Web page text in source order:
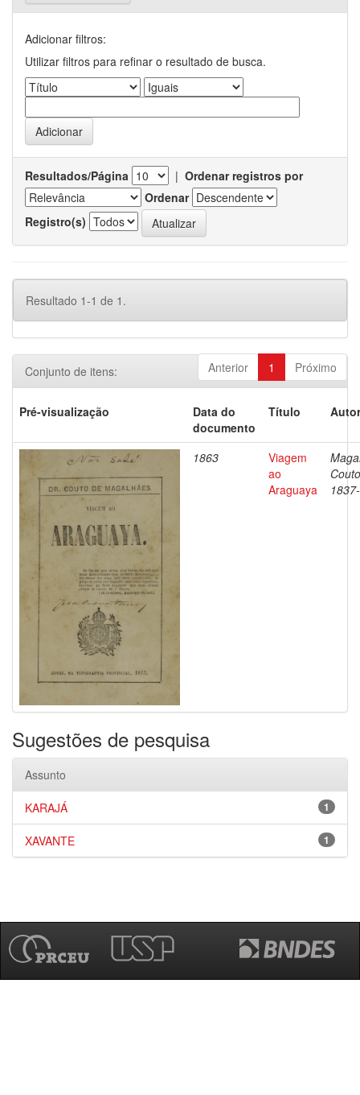
Adicionar filtros:
Utilizar filtros para refinar o resultado de busca.
Resultados/Página | Ordenar registros por
Ordenar
Registro(s)
Resultado 1-1 de 1.
Anterior 1 Próximo
Conjunto de itens:
Pré-visualização
Data do
documento
Título
1863
Viagem
ao
Araguaya
Sugestões de pesquisa
Assunto
1
KARAJÁ
1
XAVANTE